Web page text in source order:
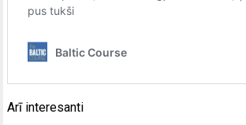
Arī interesanti